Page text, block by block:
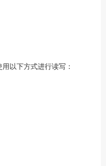
以下方式进行读写：